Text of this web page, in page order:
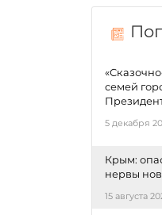
семей
5 декабря
Крым:
нервы
15 августа